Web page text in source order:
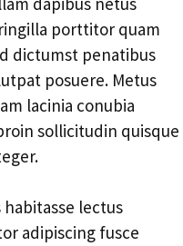
porttitor quam
dictumst penatibus
posuere. Metus
lacinia conubia
sollicitudin quisque
lectus
adipiscing fusce